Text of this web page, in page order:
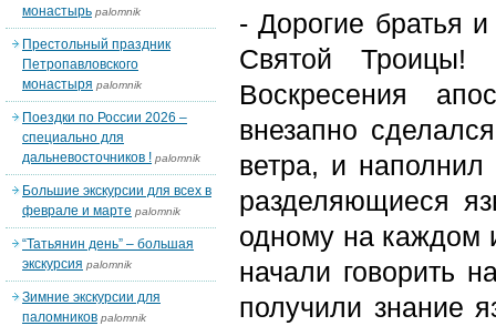
- Дорогие братья
Святой Троицы!
Воскресения
внезапно
ветра, и
разделяющиеся
одному на каждом
начали говорить
получили знание
монастырь palomnik
Престольный праздник
Петропавловского
монастыря palomnik
Поездки по России 2026 –
специально для
дальневосточников ! palomnik
Большие экскурсии для всех в
феврале и марте palomnik
“Татьянин день” – большая
экскурсия palomnik
Зимние экскурсии для
паломников palomnik